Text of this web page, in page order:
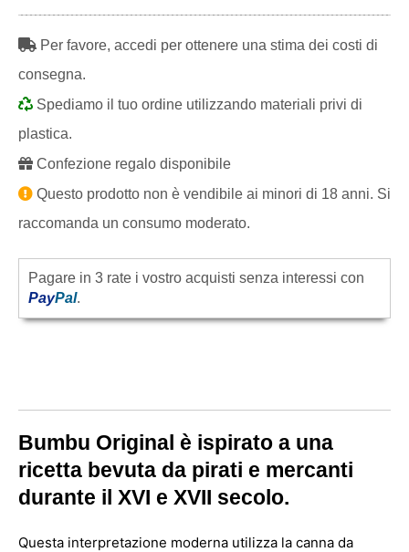
Per favore, accedi per ottenere una stima dei costi di
consegna.
Spediamo il tuo ordine utilizzando materiali privi di
plastica.
Confezione regalo disponibile
Questo prodotto non è vendibile ai minori di 18 anni. Si
raccomanda un consumo moderato.
Pagare in 3 rate i vostro acquisti senza interessi con
PayPal.
Bumbu Original è ispirato a una
ricetta bevuta da pirati e mercanti
durante il XVI e XVII secolo.
Questa interpretazione moderna utilizza la canna da